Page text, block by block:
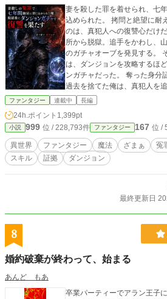
妻を殺した罪を着せられ、七
込められた。 拷問と絶望に耐えながら、俺を生かし続けたも
のは、真犯人への復讐心だけだった。 満月の夜、
所から脱獄。追手をかわし、
のガチャオーブを発見する。 それをきっかけに手に入れたの
は、ダンジョンを攻略するほ
ンガチャだった。 奪った身分証を手にし、自らの顔を焼いて
過去を捨てた俺は、真犯人を追う
た妻と、生まれるはずだった子供のため
果たす物語。
ファンタジー 連載中 長編
24h.ポイント 1,399pt
小説 999 位 / 228,793件 ファンタジー 167 位 /
異世界 ファンタジー 魔法 ざまぁ 冤
スキル
証拠 ダンジョン
最終更新日
8
婚約破棄が終わって、始まる
あんど もあ
卒業パーティーでアラン王子